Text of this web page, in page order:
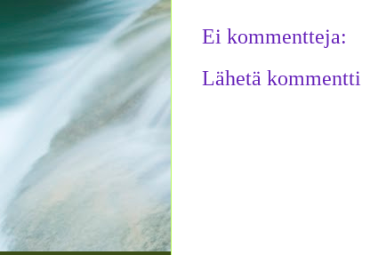
Ei kommentteja:
Lähetä kommentti